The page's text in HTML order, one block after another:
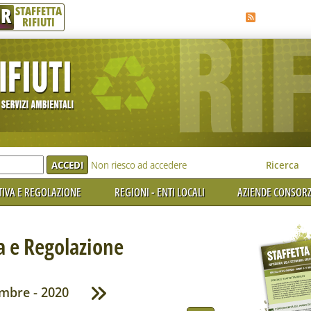
R STAFFETTA
RIFIUTI
Non riesco ad accedere Ricerca
E REGOLAZIONE REGIONI - ENTI LOCALI AZIENDE
Regolazione
- 2020